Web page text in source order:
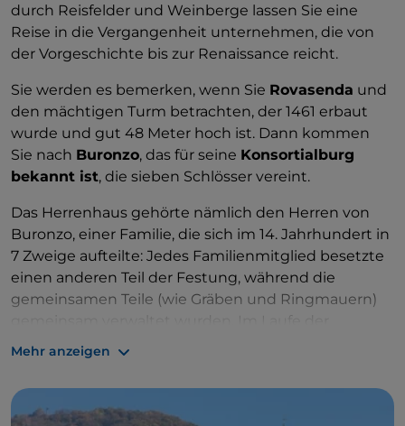
durch Reisfelder und Weinberge lassen Sie eine
Reise in die Vergangenheit unternehmen, die von
der Vorgeschichte bis zur Renaissance reicht.
Sie werden es bemerken, wenn Sie Rovasenda und
den mächtigen Turm betrachten, der 1461 erbaut
wurde und gut 48 Meter hoch ist. Dann kommen
Sie nach Buronzo, das für seine Konsortialburg
bekannt ist, die sieben Schlösser vereint.
Das Herrenhaus gehörte nämlich den Herren von
Buronzo, einer Familie, die sich im 14. Jahrhundert in
7 Zweige aufteilte: Jedes Familienmitglied besetzte
einen anderen Teil der Festung, während die
gemeinsamen Teile (wie Gräben und Ringmauern)
Jahrhunderte wuchs so ein befestigtes
10.000 Quadratmeter einnimmt
wert ist.
Mehr anzeigen